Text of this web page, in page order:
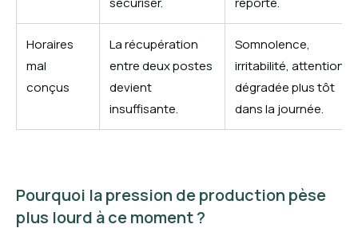
Horaires
mal
conçus
La récupération
entre deux postes
devient
insuffisante.
Somnolence,
irritabilité, attention
dégradée plus tôt
dans la journée.
Pourquoi la pression de production pèse
plus lourd à ce moment ?